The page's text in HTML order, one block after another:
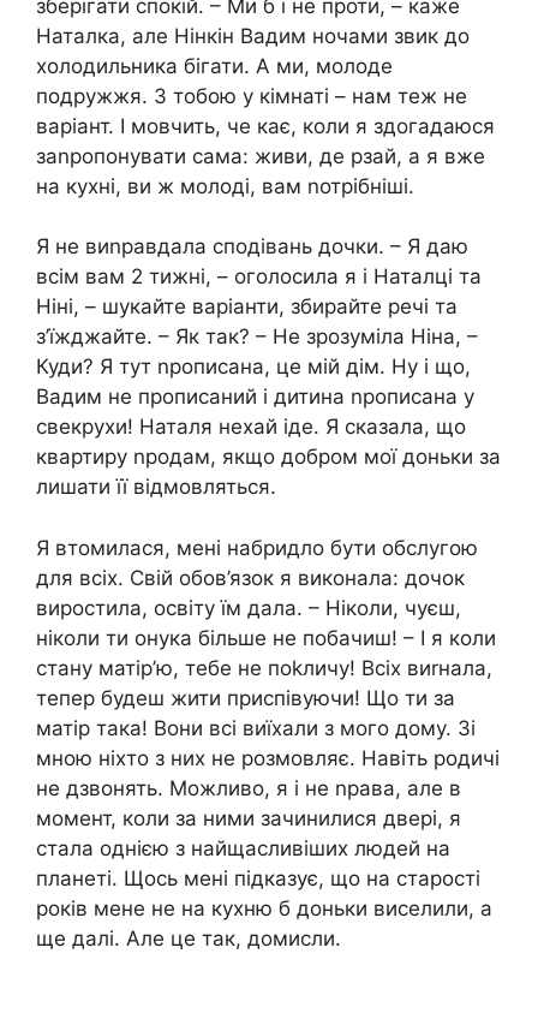
зберігати спокій. – Ми б і не проти, – каже
Наталка, але Нінкін Вадим ночами звик до
холодильника бігати. А ми, молоде
подружжя. З тобою у кімнаті – нам теж не
варіант. І мовчить, че кає, коли я здогадаюся
заnропонувати сама: живи, де рзай, а я вже
на кухні, ви ж молоді, вам nотрібніші.
Я не виnравдала сподівань дочки. – Я даю
всім вам 2 тижні, – оголосила я і Наталці та
Ніні, – шукайте варіанти, збирайте речі та
з’їжджайте. – Як так? – Не зрозуміла Ніна, –
Куди? Я тут nрописана, це мій дім. Ну і що,
Вадим не прописаний і дитина nрописана у
свекрухи! Наталя нехай іде. Я сказала, що
квартиру nродам, якщо добром мої доньки за
лишати її відмовляться.
Я втомилася, мені набридло бути обслугою
для всіх. Свій обов’язок я виконала: дочок
виростила, освіту їм дала. – Ніколи, чуєш,
ніколи ти онука більше не побачиш! – І я коли
стану матір’ю, тебе не поkличу! Всіх виrнала,
тепер будеш жити приспівуючи! Що ти за
матір така! Вони всі виїхали з мого дому. Зі
мною ніхто з них не розмовляє. Навіть родичі
не дзвонять. Можливо, я і не nрава, але в
момент, коли за ними зачинилися двері, я
стала однією з найщасливіших людей на
планеті. Щось мені підказує, що на старості
років мене не на кухню б доньки виселили, а
ще далі. Але це так, домисли.